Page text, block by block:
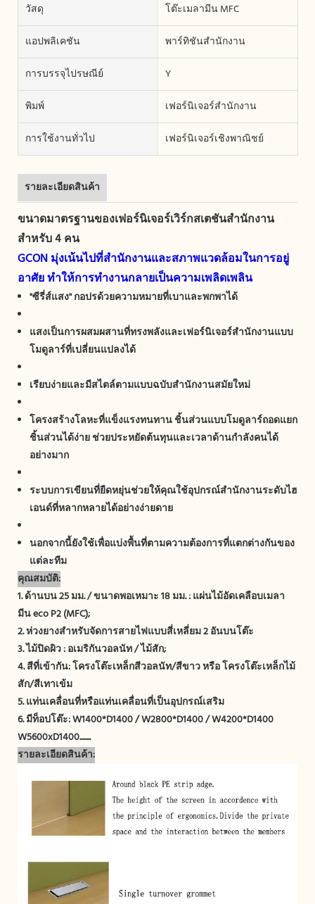
วัสดุ
โต๊ะเมลามีน MFC
แอปพลิเคชัน
พาร์ทิชันสำนักงาน
การบรรจุไปรษณีย์
Y
พิมพ์
เฟอร์นิเจอร์สำนักงาน
การใช้งานทั่วไป
เฟอร์นิเจอร์เชิงพาณิชย์
รายละเอียดสินค้า
ขนาดมาตรฐานของเฟอร์นิเจอร์เวิร์กสเตชันสำนักงาน
สำหรับ 4 คน
GCON มุ่งเน้นไปที่สำนักงานและสภาพแวดล้อมในการอยู่
อาศัย ทำให้การทำงานกลายเป็นความเพลิดเพลิน
"ซีรี่ส์แสง" กอปรด้วยความหมายที่เบาและพกพาได้
แสงเป็นการผสมผสานที่ทรงพลังและเฟอร์นิเจอร์สำนักงานแบบ
โมดูลาร์ที่เปลี่ยนแปลงได้
เรียบง่ายและมีสไตล์ตามแบบฉบับสำนักงานสมัยใหม่
โครงสร้างโลหะที่แข็งแรงทนทาน ชิ้นส่วนแบบโมดูลาร์ถอดแยก
ชิ้นส่วนได้ง่าย ช่วยประหยัดต้นทุนและเวลาด้านกำลังคนได้
อย่างมาก
ระบบการเขียนที่ยืดหยุ่นช่วยให้คุณใช้อุปกรณ์สำนักงานระดับไฮ
เอนด์ที่หลากหลายได้อย่างง่ายดาย
นอกจากนี้ยังใช้เพื่อแบ่งพื้นที่ตามความต้องการที่แตกต่างกันของ
แต่ละทีม
คุณสมบัติ:
1. ด้านบน 25 มม. / ขนาดพอเหมาะ 18 มม. : แผ่นไม้อัดเคลือบเมลา
มีน eco P2 (MFC);
2. ห่วงยางสำหรับจัดการสายไฟแบบสี่เหลี่ยม 2 อันบนโต๊ะ
3. ไม้ปิดผิว : อเมริกันวอลนัท / ไม้สัก;
4. สีที่เข้ากัน: โครงโต๊ะเหล็กสีวอลนัท/สีขาว หรือ โครงโต๊ะเหล็กไม้
สัก/สีเทาเข้ม
5. แท่นเคลื่อนที่หรือแท่นเคลื่อนที่เป็นอุปกรณ์เสริม
6. มีท็อปโต๊ะ: W1400*D1400 / W2800*D1400 / W4200*D1400
W5600xD1400........
รายละเอียดสินค้า: